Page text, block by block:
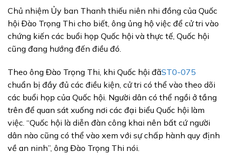
Chủ nhiệm Ủy ban Thanh thiếu niên nhi đồng của Quốc
hội Đào Trọng Thi cho biết, ông ủng hộ việc để cử tri vào
chứng kiến các buổi họp Quốc hội và thực tế, Quốc hội
cũng đang hướng đến điều đó.
Theo ông Đào Trọng Thi, khi Quốc hội đãST0-075
chuẩn bị đầy đủ các điều kiện, cử tri có thể vào theo dõi
các buổi họp của Quốc hội. Người dân có thể ngồi ở tầng
trên để quan sát xuống nơi các đại biểu Quốc hội làm
việc. “Quốc hội là diễn đàn công khai nên bất cứ người
dân nào cũng có thể vào xem với sự chấp hành quy định
về an ninh”, ông Đào Trọng Thi nói.